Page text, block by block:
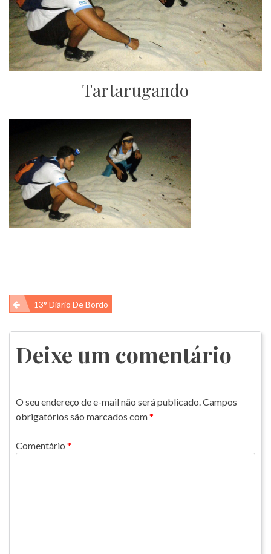
Tartarugando
Navegação
de
Post
13° Diário De Bordo
Deixe um comentário
O seu endereço de e-mail não será publicado.Campos
obrigatórios são marcados com*
Comentário *